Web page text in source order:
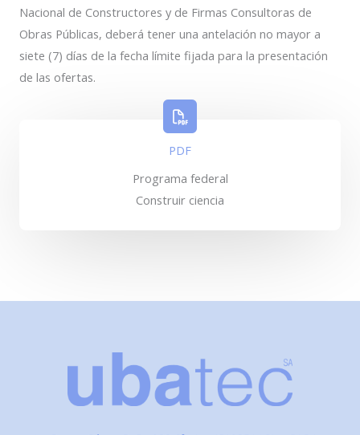
Nacional de Constructores y de Firmas Consultoras de
Obras Públicas, deberá tener una antelación no mayor a
siete (7) días de la fecha límite fijada para la presentación
de las ofertas.
PDF
Programa federal
Construir ciencia